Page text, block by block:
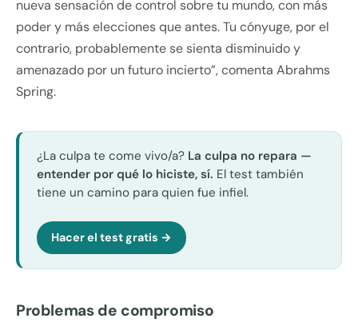
nueva sensación de control sobre tu mundo, con más
poder y más elecciones que antes. Tu cónyuge, por el
contrario, probablemente se sienta disminuido y
amenazado por un futuro incierto”, comenta Abrahms
Spring.
¿La culpa te come vivo/a? La culpa no repara —
entender por qué lo hiciste, sí. El test también
tiene un camino para quien fue infiel.
Hacer el test gratis →
Problemas de compromiso